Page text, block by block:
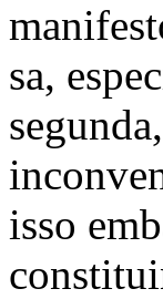
sa,
isso